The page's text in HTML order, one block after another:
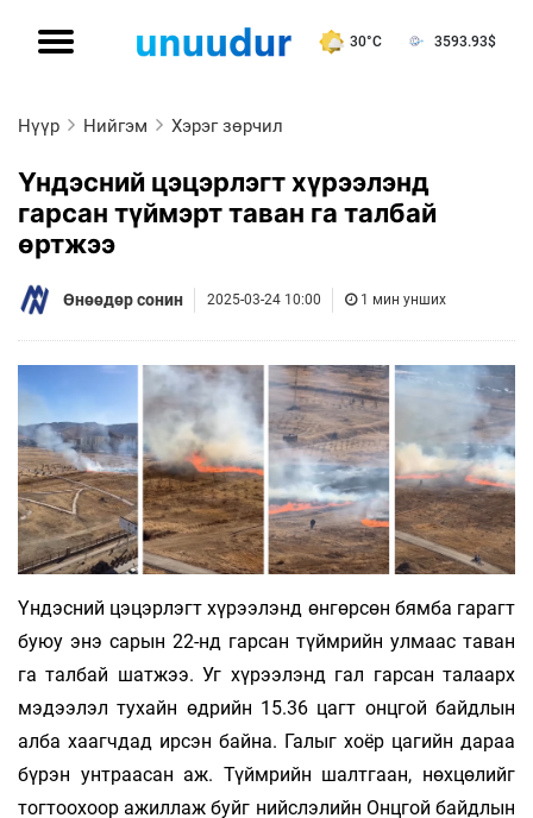
30°C 3593.93$
Нүүр Нийгэм Хэрэг зөрчил
Үндэсний цэцэрлэгт хүрээлэнд
гарсан түймэрт таван га талбай
өртжээ
Өнөөдөр сонин 2025-03-24 10:00 1 мин унших
Үндэсний цэцэрлэгт хүрээлэнд өнгөр­­сөн бямба гарагт
буюу энэ сарын 22-нд гарсан түймрийн улмаас таван
га талбай шатжээ. Уг хүрээлэнд гал гарсан талаарх
мэдээлэл тухайн өдрийн 15.36 цагт онцгой байд­лын
алба хаагчдад ирсэн байна. Га­лыг хоёр цагийн дараа
бүрэн унтраасан аж. Түймрийн шалтгаан, нөхцөлийг
тог­­тоохоор ажиллаж буйг нийслэлийн Онц­­­гой байдлын